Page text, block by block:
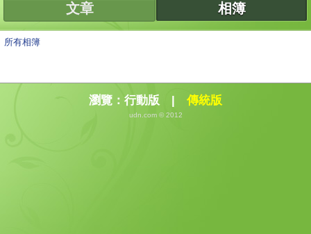
文章 相簿
所有相簿
瀏覽： 行動版 | 傳統版
udn.com © 2012